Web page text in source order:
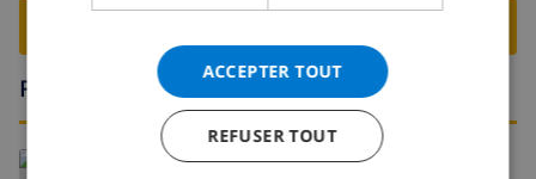
Région
En savoir plus sur:
ACCEPTER TOUT
REFUSER TOUT